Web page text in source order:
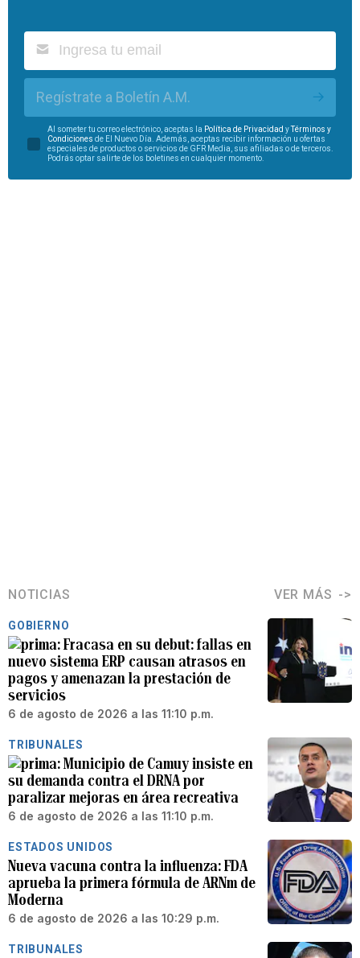
Regístrate a Boletín A.M.
Al someter tu correo electrónico, aceptas la Política de Privacidad yTérminos y
Condiciones de El Nuevo Día. Además, aceptas recibir información u ofertas
especiales de productos o servicios de GFR Media, sus afiliadas o de terceros.
Podrás optar salirte de los boletines en cualquier momento.
NOTICIAS VER MÁS
GOBIERNO
Fracasa en su debut: fallas en
nuevo sistema ERP causan atrasos en
pagos y amenazan la prestación de
servicios
6 de agosto de 2026 a las 11:10 p.m.
TRIBUNALES
Municipio de Camuy insiste en
su demanda contra el DRNA por
paralizar mejoras en área recreativa
6 de agosto de 2026 a las 11:10 p.m.
ESTADOS UNIDOS
Nueva vacuna contra la influenza: FDA
aprueba la primera fórmula de ARNm de
Moderna
6 de agosto de 2026 a las 10:29 p.m.
TRIBUNALES